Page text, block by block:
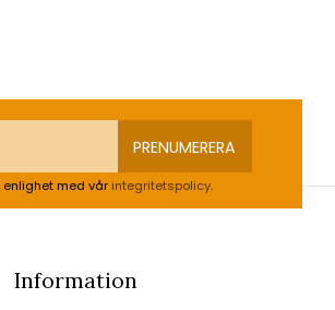
PRENUMERERA
med vår integritetspolicy.
Information